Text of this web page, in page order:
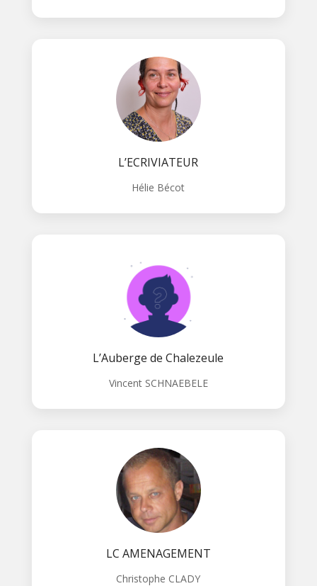
L’ECRIVIATEUR
Hélie Bécot
L’Auberge de Chalezeule
Vincent SCHNAEBELE
LC AMENAGEMENT
Christophe CLADY